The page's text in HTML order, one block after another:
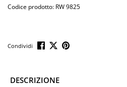
Codice prodotto: RW 9825
Condividi
DESCRIZIONE